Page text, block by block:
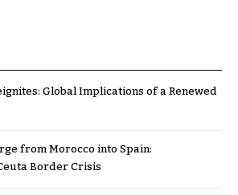
Global Implications of a Renewed
from Morocco into Spain:
Border Crisis